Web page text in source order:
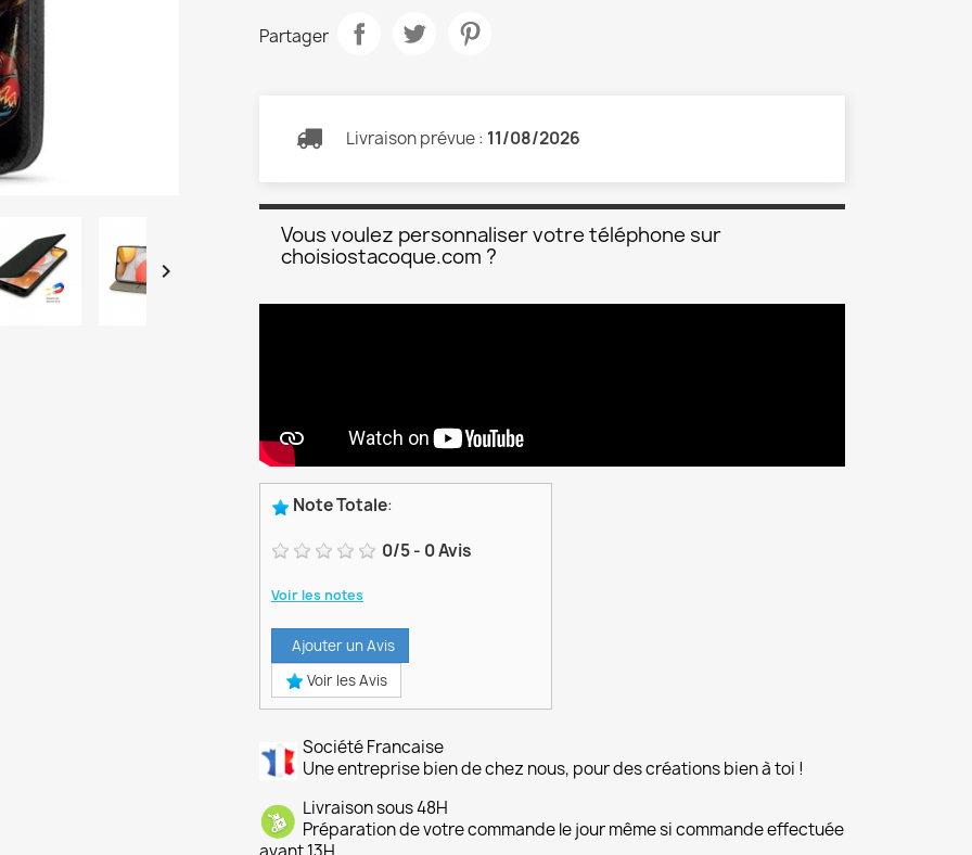

Partager
Livraison prévue : 11/08/2026
Vous voulez personnaliser votre téléphone sur
choisiostacoque.com ?
Note Totale:
0/5- 0Avis
Voir les notes
Ajouter un Avis
Voir les Avis
Société Francaise
Une entreprise bien de chez nous, pour des créations bien à toi !
Livraison sous 48H
Préparation de votre commande le jour même si commande effectuée